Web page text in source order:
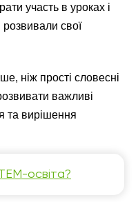
участь в уроках і
розвивали свої
ніж прості словесні
важливі
та вирішення
освіта?